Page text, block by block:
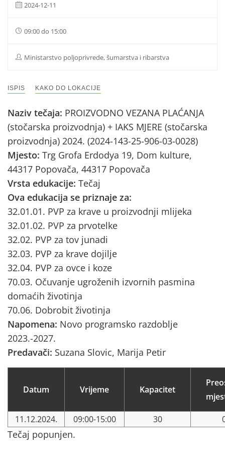
2024-12-11
09:00 do 15:00
Ministarstvo poljoprivrede, šumarstva i ribarstva
ISPIS KAKO DO LOKACIJE
Naziv tečaja: PROIZVODNO VEZANA PLAĆANJA
(stočarska proizvodnja) + IAKS MJERE (stočarska
proizvodnja) 2024. (2024-143-25-906-03-0028)
Mjesto: Trg Grofa Erdodya 19, Dom kulture,
44317 Popovača, 44317 Popovača
Vrsta edukacije: Tečaj
Ova edukacija se priznaje za:
32.01.01. PVP za krave u proizvodnji mlijeka
32.01.02. PVP za prvotelke
32.02. PVP za tov junadi
32.03. PVP za krave dojilje
32.04. PVP za ovce i koze
70.03. Očuvanje ugroženih izvornih pasmina
domaćih životinja
70.06. Dobrobit životinja
Napomena: Novo programsko razdoblje
2023.-2027.
Predavači: Suzana Slovic, Marija Petir
Datum Vrijeme Kapacitet
11.12.2024. 09:00-15:00 30
Tečaj popunjen.